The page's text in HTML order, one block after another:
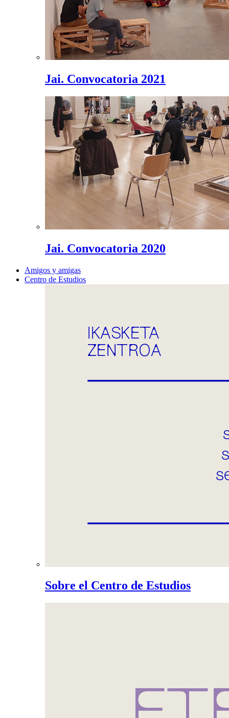
Jai. Convocatoria 2021
Jai. Convocatoria 2020
Amigos y amigas
Centro de Estudios
Sobre el Centro de Estudios